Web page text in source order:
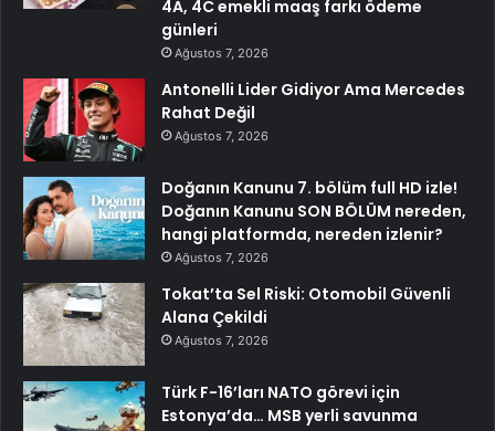
4A, 4C emekli maaş farkı ödeme
günleri
Ağustos 7, 2026
Antonelli Lider Gidiyor Ama Mercedes
Rahat Değil
Ağustos 7, 2026
Doğanın Kanunu 7. bölüm full HD izle!
Doğanın Kanunu SON BÖLÜM nereden,
hangi platformda, nereden izlenir?
Ağustos 7, 2026
Tokat’ta Sel Riski: Otomobil Güvenli
Alana Çekildi
Ağustos 7, 2026
Türk F-16’ları NATO görevi için
Estonya’da… MSB yerli savunma